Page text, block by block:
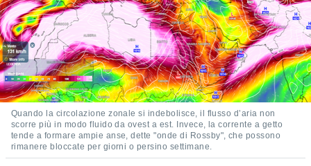
Quando la circolazione zonale si indebolisce, il flusso d’aria non
scorre più in modo fluido da ovest a est. Invece, la corrente a getto
tende a formare ampie anse, dette "onde di Rossby", che possono
rimanere bloccate per giorni o persino settimane.